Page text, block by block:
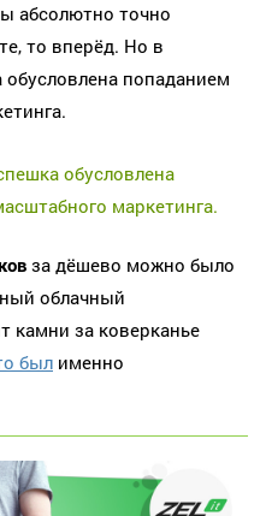
абсолютно точно
то вперёд. Но в
попаданием
обусловлена
маркетинга.
за дёшево можно было
облачный
камни за коверканье
был именно